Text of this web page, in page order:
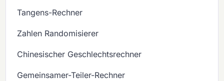
Tangens-Rechner
Zahlen Randomisierer
Chinesischer Geschlechtsrechner
Gemeinsamer-Teiler-Rechner